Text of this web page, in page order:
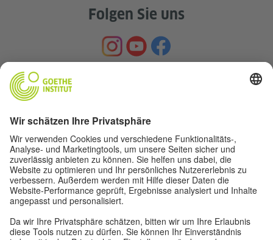
Folgen Sie uns
Service- und Informationsbereich
Datenschutz und Barrierefreiheit
Diese Website soll für möglichst viele Menschen
zugänglich und nützlich sein. Personenbezogene
Daten verwenden wir gemäß unserer
Datenschutzrichtlinie.
Privatsphäre-Einstellungen
Barrierefreiheit